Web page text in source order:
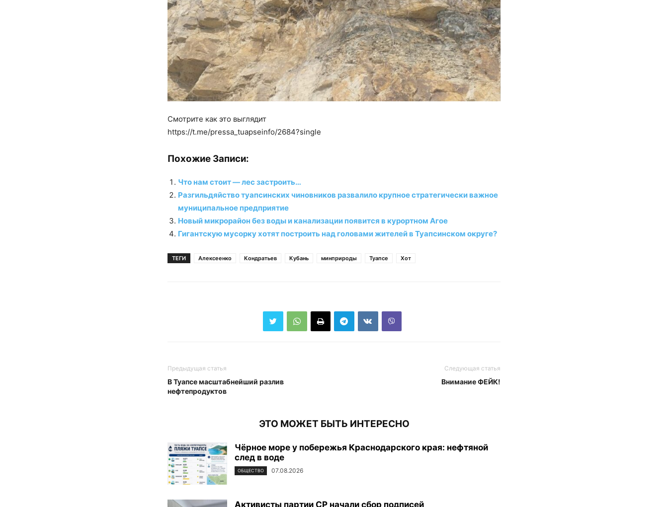
Смотрите как это выглядит
https://t.me/pressa_tuapseinfo/2684?single
Похожие Записи:
Что нам стоит — лес застроить…
Разгильдяйство туапсинских чиновников развалило крупное стратегически важное
муниципальное предприятие
Новый микрорайон без воды и канализации появится в курортном Агое
Гигантскую мусорку хотят построить над головами жителей в Туапсинском округе?
ТЕГИ Алексеенко Кондратьев Кубань минприроды Туапсе Хот
Предыдущая статья
В Туапсе масштабнейший разлив
нефтепродуктов
Следующая статья
Внимание ФЕЙК!
ЭТО МОЖЕТ БЫТЬ ИНТЕРЕСНО
Чёрное море у побережья Краснодарского края: нефтяной
след в воде
ОБЩЕСТВО 07.08.2026
Активисты партии СР начали сбор подписей